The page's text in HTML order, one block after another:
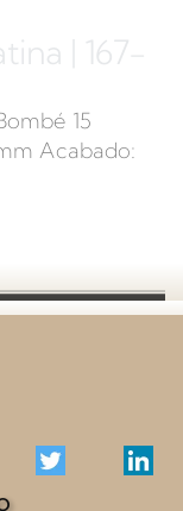
| 167-
15
Acabado: